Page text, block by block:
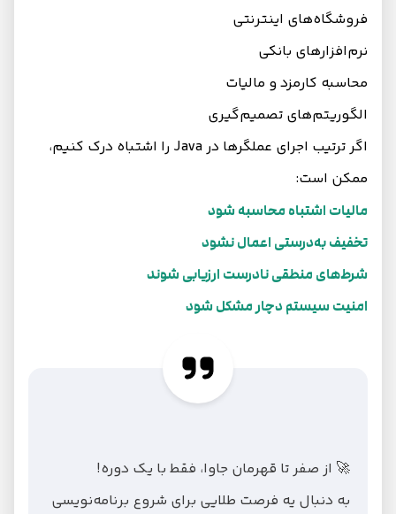
فروشگاه‌های اینترنتی
نرم‌افزارهای بانکی
محاسبه کارمزد و مالیات
الگوریتم‌های تصمیم‌گیری
اگر ترتیب اجرای عملگرها در Java را اشتباه درک کنیم،
ممکن است:
مالیات اشتباه محاسبه شود
تخفیف به‌درستی اعمال نشود
شرط‌های منطقی نادرست ارزیابی شوند
امنیت سیستم دچار مشکل شود
🚀 از صفر تا قهرمان جاوا، فقط با یک دوره!
به دنبال یه فرصت طلایی برای شروع برنامه‌نویسی